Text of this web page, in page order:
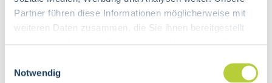
Partner führen diese Informationen möglicherweise mit
weiteren Daten zusammen, die Sie ihnen bereitgestellt
Notwendig